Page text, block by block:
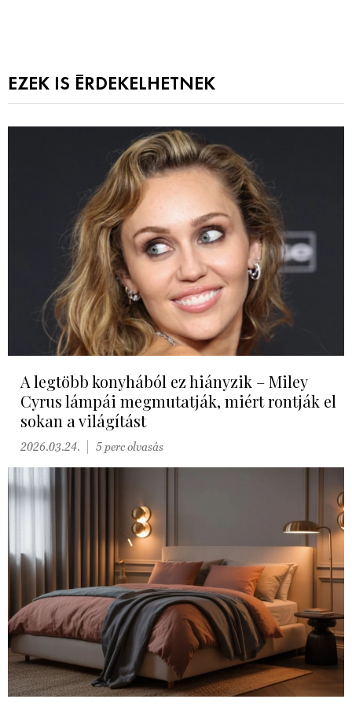
EZEK IS ÉRDEKELHETNEK
A legtöbb konyhából ez hiányzik – Miley
Cyrus lámpái megmutatják, miért rontják el
sokan a világítást
2026.03.24. 5 perc olvasás